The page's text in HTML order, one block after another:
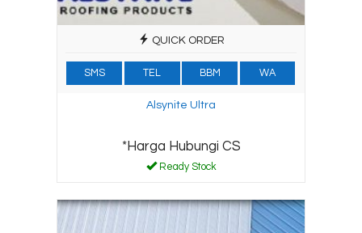
QUICK ORDER
SMS TEL BBM WA
Alsynite Ultra
*Harga Hubungi CS
Ready Stock